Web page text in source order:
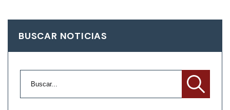
BUSCAR NOTICIAS